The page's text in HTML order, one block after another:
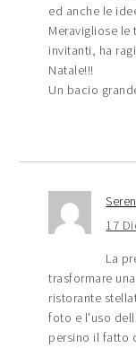
ed anche le
Meravigliose
invitanti, ha
Natale!!!
Un bacio
17
La
trasformare
ristorante
foto e l'uso
persino il fatto